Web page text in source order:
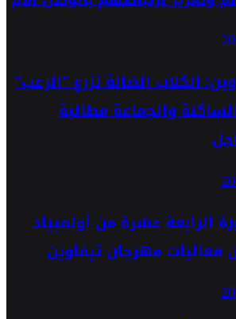
الكلاب الضالة تزرع “الرعب”
والجماعة مطالبة
الرابعة عشرة من أولمبياد
فعاليات مهرجان تيفاوين